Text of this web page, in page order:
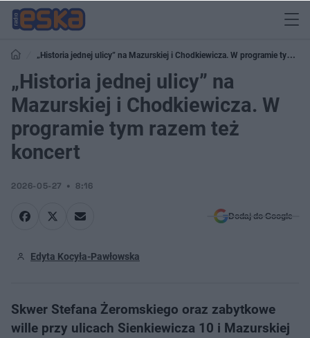
„Historia jednej ulicy” na Mazurskiej i Chodkiewicza. W programie tym
razem też koncert
„Historia jednej ulicy” na
Mazurskiej i Chodkiewicza. W
programie tym razem też
koncert
2026-05-27 8:16
Dodaj do Google
Edyta Kocyła-Pawłowska
Skwer Stefana Żeromskiego oraz zabytkowe
wille przy ulicach Sienkiewicza 10 i Mazurskiej